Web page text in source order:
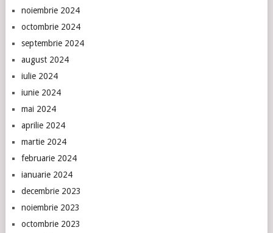
noiembrie 2024
octombrie 2024
septembrie 2024
august 2024
iulie 2024
iunie 2024
mai 2024
aprilie 2024
martie 2024
februarie 2024
ianuarie 2024
decembrie 2023
noiembrie 2023
octombrie 2023